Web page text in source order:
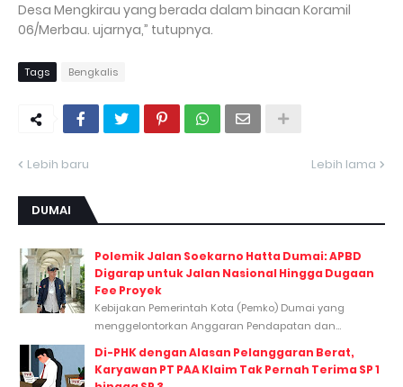
Desa Mengkirau yang berada dalam binaan Koramil
06/Merbau. ujarnya,” tutupnya.
Tags Bengkalis
Lebih baru Lebih lama
DUMAI
Polemik Jalan Soekarno Hatta Dumai: APBD
Digarap untuk Jalan Nasional Hingga Dugaan
Fee Proyek
Kebijakan Pemerintah Kota (Pemko) Dumai yang
menggelontorkan Anggaran Pendapatan dan...
Di-PHK dengan Alasan Pelanggaran Berat,
Karyawan PT PAA Klaim Tak Pernah Terima SP 1